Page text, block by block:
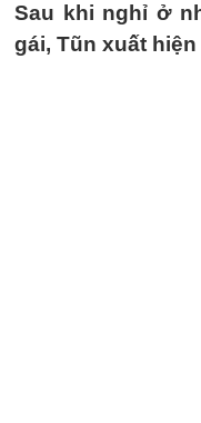
Sau khi nghỉ ở
gái, Tũn xuất